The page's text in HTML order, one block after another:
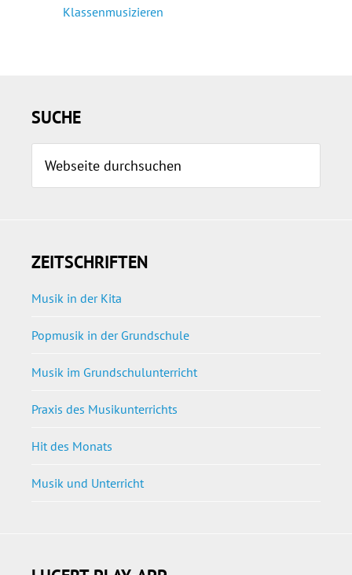
Klassenmusizieren
SUCHE
durchsuchen
ZEITSCHRIFTEN
Musik in der Kita
Popmusik in der Grundschule
Musik im Grundschulunterricht
Praxis des Musikunterrichts
Hit des Monats
Musik und Unterricht